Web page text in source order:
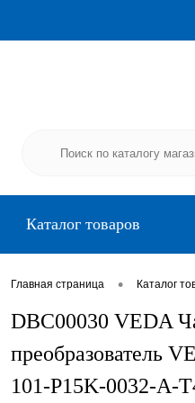
Каталог товаров
Главная страница • Каталог
DBC00030 VEDA
преобразователь
101-P15K-0032-A-